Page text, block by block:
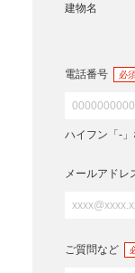
建物名
電話番号 必
ハイフン「-」
メールアドレ
ご質問など